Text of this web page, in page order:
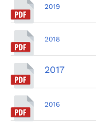
2019
2018
2017
2016